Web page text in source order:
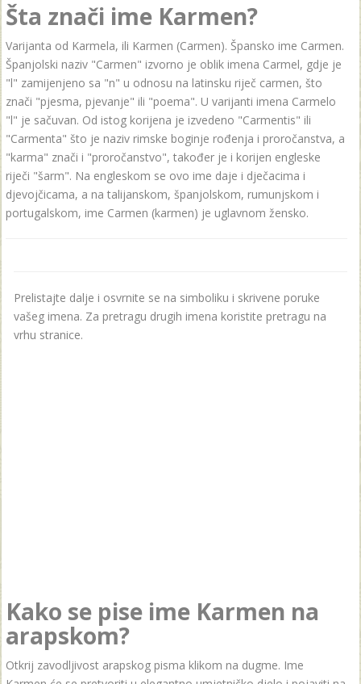
Šta znači ime Karmen?
Varijanta od Karmela, ili Karmen (Carmen). Špansko ime Carmen.
Španjolski naziv "Carmen" izvorno je oblik imena Carmel, gdje je
"l" zamijenjeno sa "n" u odnosu na latinsku riječ carmen, što
znači "pjesma, pjevanje" ili "poema". U varijanti imena Carmelo
"l" je sačuvan. Od istog korijena je izvedeno "Carmentis" ili
"Carmenta" što je naziv rimske boginje rođenja i proročanstva, a
"karma" znači i "proročanstvo", također je i korijen engleske
riječi "šarm". Na engleskom se ovo ime daje i dječacima i
djevojčicama, a na talijanskom, španjolskom, rumunjskom i
portugalskom, ime Carmen (karmen) je uglavnom žensko.
Prelistajte dalje i osvrnite se na simboliku i skrivene poruke
vašeg imena. Za pretragu drugih imena koristite pretragu na
vrhu stranice.
Kako se pise ime Karmen na
arapskom?
Otkrij zavodljivost arapskog pisma klikom na dugme. Ime